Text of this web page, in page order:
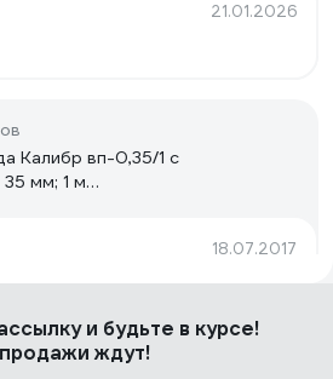
21.01.2026
Калибр вп-0,35/1 с
мм; 1 м
18.07.2017
и будьте в курсе!
ждут!